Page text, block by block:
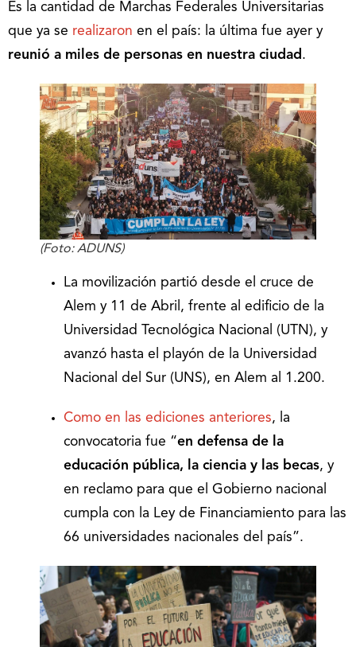
Es la cantidad de Marchas Federales Universitarias
que ya se realizaron en el país: la última fue ayer y
reunió a miles de personas en nuestra ciudad .
(Foto: ADUNS)
La movilización partió desde el cruce de
Alem y 11 de Abril, frente al edificio de la
Universidad Tecnológica Nacional (UTN), y
avanzó hasta el playón de la Universidad
Nacional del Sur (UNS), en Alem al 1.200.
Como en las ediciones anteriores, la
convocatoria fue “en defensa de la
educación pública, la ciencia y las becas, y
en reclamo para que el Gobierno nacional
cumpla con la Ley de Financiamiento para las
66 universidades nacionales del país”.